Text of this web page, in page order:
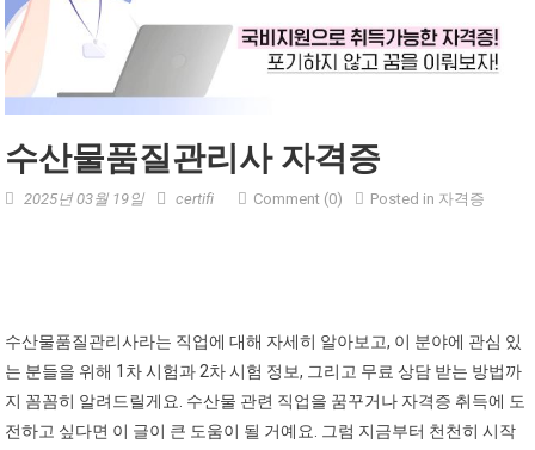
수산물품질관리사 자격증
2025년 03월 19일 certifi Comment (0) Posted in 자격증
수산물품질관리사라는 직업에 대해 자세히 알아보고, 이 분야에 관심 있
는 분들을 위해 1차 시험과 2차 시험 정보, 그리고 무료 상담 받는 방법까
지 꼼꼼히 알려드릴게요. 수산물 관련 직업을 꿈꾸거나 자격증 취득에 도
전하고 싶다면 이 글이 큰 도움이 될 거예요. 그럼 지금부터 천천히 시작